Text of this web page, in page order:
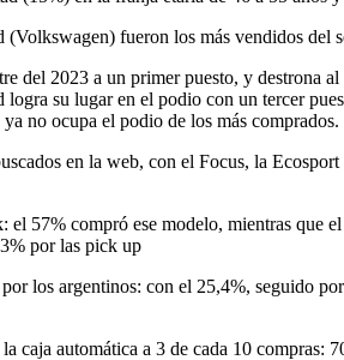
fueron los más vendidos del
del 2023 a un primer puesto, y destrona al
su lugar en el podio con un tercer
no ocupa el podio de los más comprados.
en la web, con el Focus, la Ecosport
57% compró ese modelo, mientras que
por las pick up
los argentinos: con el 25,4%, seguido
caja automática a 3 de cada 10 compras: